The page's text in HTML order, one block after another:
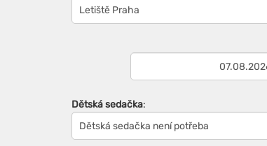
Dětská sedačka: